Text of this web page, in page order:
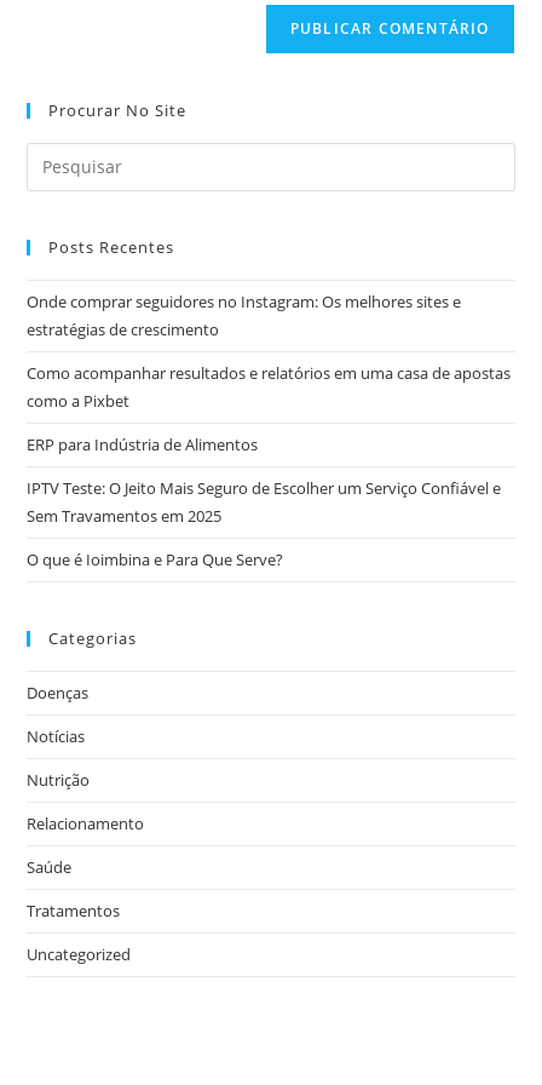
Procurar No Site
Posts Recentes
Onde comprar seguidores no Instagram: Os melhores sites e
estratégias de crescimento
Como acompanhar resultados e relatórios em uma casa de apostas
como a Pixbet
ERP para Indústria de Alimentos
IPTV Teste: O Jeito Mais Seguro de Escolher um Serviço Confiável e
Sem Travamentos em 2025
O que é Ioimbina e Para Que Serve?
Categorias
Doenças
Notícias
Nutrição
Relacionamento
Saúde
Tratamentos
Uncategorized